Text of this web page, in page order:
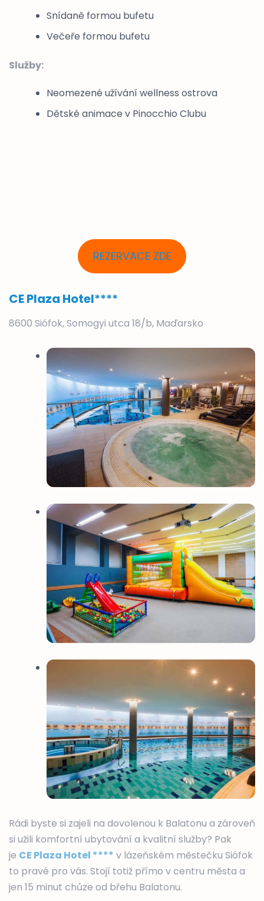
Snídaně formou bufetu
Večeře formou bufetu
Služby:
Neomezené užívání wellness ostrova
Dětské animace v Pinocchio Clubu
REZERVACE ZDE
CE Plaza Hotel****
8600 Siófok, Somogyi utca 18/b, Maďarsko
Rádi byste si zajeli na dovolenou k Balatonu a zároveň
si užili komfortní ubytování a kvalitní služby? Pak
je CE Plaza Hotel **** v lázeňském městečku Siófok
to pravé pro vás. Stojí totiž přímo v centru města a
jen 15 minut chůze od břehu Balatonu.